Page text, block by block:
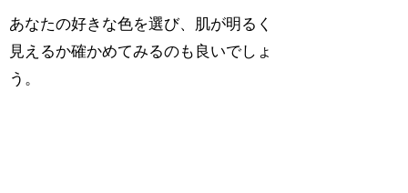
あなたの好きな色を選び、肌が明るく
見えるか確かめてみるのも良いでしょ
う。